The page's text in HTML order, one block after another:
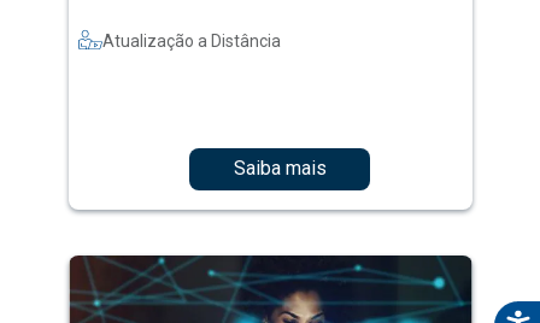
Atualização a Distância
Saiba mais